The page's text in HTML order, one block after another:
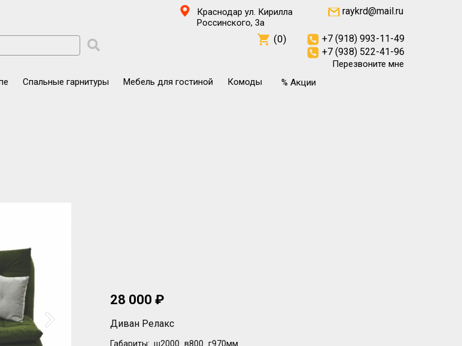
Краснодар ул. Кирилла
Россинского, 3а
raykrd@mail.ru
Перезвоните мне
Спальные гарнитуры Мебель для гостиной Комоды % Акции
(0)
+7 (918) 993-11-49
+7 (938) 522-41-96
28 000 ₽
Диван Релакс
Габариты: ш2000 в800 г970мм